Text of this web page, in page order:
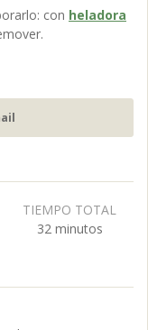
con heladora
TIEMPO TOTAL
32m
u
minutos